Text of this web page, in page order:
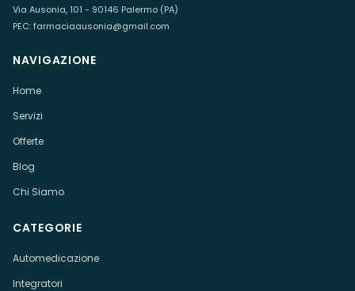
Via Ausonia, 101 - 90146 Palermo (PA)
PEC:farmaciaausonia@gmail.com
NAVIGAZIONE
Home
Servizi
Offerte
Blog
Chi Siamo
CATEGORIE
Automedicazione
Integratori